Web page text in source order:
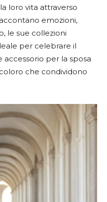
loro vita attraverso
emozioni,
le sue collezioni
per celebrare il
accessorio per la sposa
che condividono